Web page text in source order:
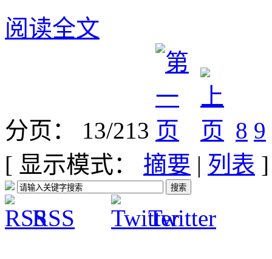
阅读全文
分页： 13/213 8 9
[ 显示模式： 摘要 | 列表 ]
RSS Twitter